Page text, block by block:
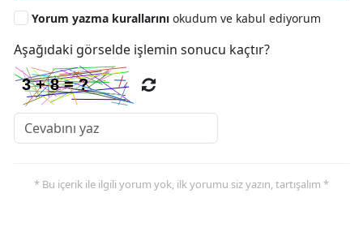
Yorum yazma kurallarını okudum ve kabul ediyorum
Aşağıdaki görselde işlemin sonucu kaçtır?
* Bu içerik ile ilgili yorum yok, ilk yorumu siz yazın, tartışalım *